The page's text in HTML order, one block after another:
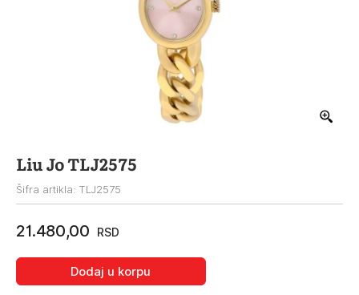
Liu Jo TLJ2575
Šifra artikla: TLJ2575
21.480,00 RSD
Dodaj u korpu